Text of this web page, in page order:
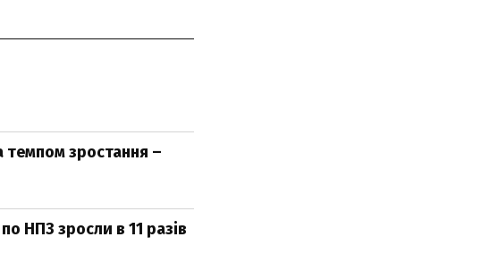
зростання –
НПЗ зросли в 11 разів